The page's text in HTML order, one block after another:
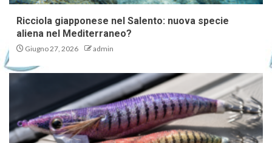
Ricciola giapponese nel Salento: nuova specie
aliena nel Mediterraneo?
Giugno 27, 2026 admin